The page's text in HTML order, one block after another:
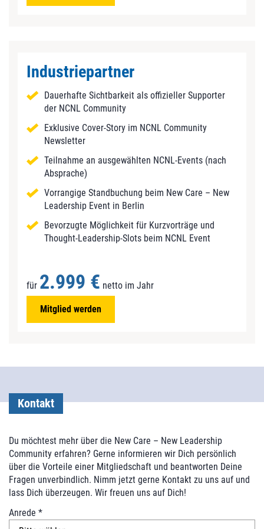
Industriepartner
Dauerhafte Sichtbarkeit als offizieller Supporter
der NCNL Community
Exklusive Cover‑Story im NCNL Community
Newsletter
Teilnahme an ausgewählten NCNL‑Events (nach
Absprache)
Vorrangige Standbuchung beim New Care – New
Leadership Event in Berlin
Bevorzugte Möglichkeit für Kurzvorträge und
Thought‑Leadership‑Slots beim NCNL Event
für 2.999 € netto im Jahr
Mitglied werden
Kontakt
Du möchtest mehr über die New Care – New Leadership
Community erfahren? Gerne informieren wir Dich persönlich
über die Vorteile einer Mitgliedschaft und beantworten Deine
Fragen unverbindlich. Nimm jetzt gerne Kontakt zu uns auf und
lass Dich überzeugen. Wir freuen uns auf Dich!
K
Anrede *